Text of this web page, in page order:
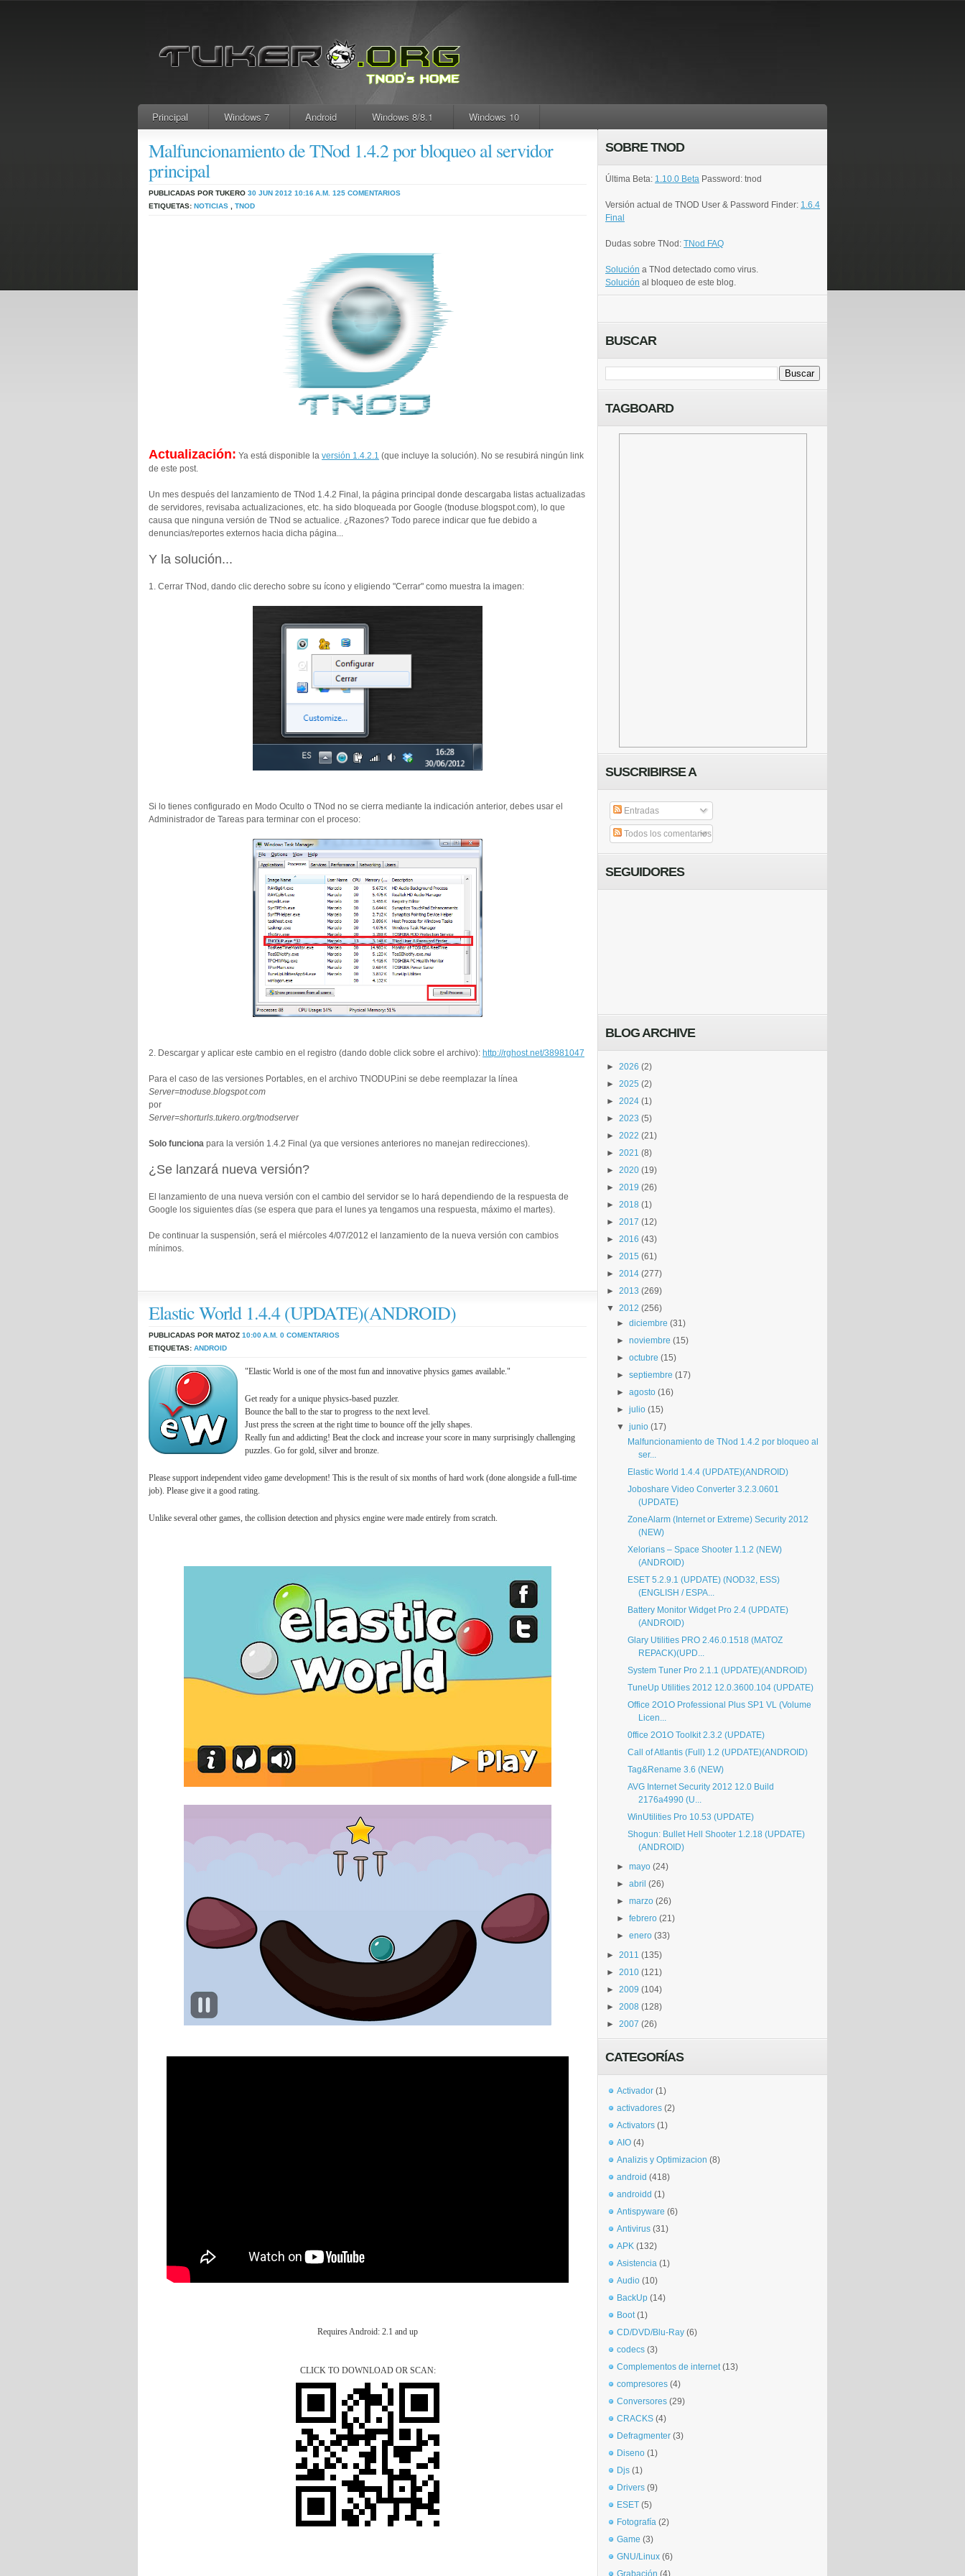
Principal Windows 7 Android Windows 8/8.1 Windows 10
Malfuncionamiento de TNod 1.4.2 por bloqueo al servidor
principal
PUBLICADAS POR TUKERO 30 JUN 2012 10:16 A.M. 125 COMENTARIOS
ETIQUETAS: NOTICIAS TNOD
Actualización: Ya está disponible la versión 1.4.2.1 (que incluye la solución). No se resubirá ningún link
de este post.
Un mes después del lanzamiento de TNod 1.4.2 Final, la página principal donde descargaba listas actualizadas
de servidores, revisaba actualizaciones, etc. ha sido bloqueada por Google (tnoduse.blogspot.com), lo que
causa que ninguna versión de TNod se actualice. ¿Razones? Todo parece indicar que fue debido a
denuncias/reportes externos hacia dicha página...
Y la solución...
1. Cerrar TNod, dando clic derecho sobre su ícono y eligiendo "Cerrar" como muestra la imagen:
Si lo tienes configurado en Modo Oculto o TNod no se cierra mediante la indicación anterior, debes usar el
Administrador de Tareas para terminar con el proceso:
2. Descargar y aplicar este cambio en el registro (dando doble click sobre el archivo): http://rghost.net/38981047
Para el caso de las versiones Portables, en el archivo TNODUP.ini se debe reemplazar la línea
Server=tnoduse.blogspot.com
por
Server=shorturls.tukero.org/tnodserver
Solo funciona para la versión 1.4.2 Final (ya que versiones anteriores no manejan redirecciones).
¿Se lanzará nueva versión?
El lanzamiento de una nueva versión con el cambio del servidor se lo hará dependiendo de la respuesta de
Google los siguientes días (se espera que para el lunes ya tengamos una respuesta, máximo el martes).
De continuar la suspensión, será el miércoles 4/07/2012 el lanzamiento de la nueva versión con cambios
mínimos.
Elastic World 1.4.4 (UPDATE)(ANDROID)
PUBLICADAS POR MATOZ 10:00 A.M. 0 COMENTARIOS
ETIQUETAS: ANDROID
"Elastic World is one of the most fun and innovative physics games available."
Get ready for a unique physics-based puzzler.
Bounce the ball to the star to progress to the next level.
Just press the screen at the right time to bounce off the jelly shapes.
Really fun and addicting! Beat the clock and increase your score in many surprisingly challenging
puzzles. Go for gold, silver and bronze.
Please support independent video game development! This is the result of six months of hard work (done alongside a full-time
job). Please give it a good rating.
Unlike several other games, the collision detection and physics engine were made entirely from scratch.
Requires Android: 2.1 and up
CLICK TO DOWNLOAD OR SCAN:
SOBRE TNOD
Última Beta: 1.10.0 Beta Password: tnod
Versión actual de TNOD User & Password Finder: 1.6.4
Final
Dudas sobre TNod: TNod FAQ
Solución a TNod detectado como virus.
Solución al bloqueo de este blog.
BUSCAR
TAGBOARD
SUSCRIBIRSE A
Entradas
Todos los comentarios
SEGUIDORES
BLOG ARCHIVE
► 2026 (2)
► 2025 (2)
► 2024 (1)
► 2023 (5)
► 2022 (21)
► 2021 (8)
► 2020 (19)
► 2019 (26)
► 2018 (1)
► 2017 (12)
► 2016 (43)
► 2015 (61)
► 2014 (277)
► 2013 (269)
▼ 2012 (256)
►diciembre (31)
►noviembre (15)
►octubre (15)
►septiembre (17)
►agosto (16)
►julio (15)
▼junio (17)
Malfuncionamiento de TNod 1.4.2 por bloqueo al
ser...
Elastic World 1.4.4 (UPDATE)(ANDROID)
Joboshare Video Converter 3.2.3.0601
(UPDATE)
ZoneAlarm (Internet or Extreme) Security 2012
(NEW)
Xelorians – Space Shooter 1.1.2 (NEW)
(ANDROID)
ESET 5.2.9.1 (UPDATE) (NOD32, ESS)
(ENGLISH / ESPA...
Battery Monitor Widget Pro 2.4 (UPDATE)
(ANDROID)
Glary Utilities PRO 2.46.0.1518 (MATOZ
REPACK)(UPD...
System Tuner Pro 2.1.1 (UPDATE)(ANDROID)
TuneUp Utilities 2012 12.0.3600.104 (UPDATE)
Office 2O1O Professional Plus SP1 VL (Volume
Licen...
0ffice 2O1O Toolkit 2.3.2 (UPDATE)
Call of Atlantis (Full) 1.2 (UPDATE)(ANDROID)
Tag&Rename 3.6 (NEW)
AVG Internet Security 2012 12.0 Build
2176a4990 (U...
WinUtilities Pro 10.53 (UPDATE)
Shogun: Bullet Hell Shooter 1.2.18 (UPDATE)
(ANDROID)
►mayo (24)
►abril (26)
►marzo (26)
►febrero (21)
►enero (33)
► 2011 (135)
► 2010 (121)
► 2009 (104)
► 2008 (128)
► 2007 (26)
CATEGORÍAS
Activador (1)
activadores (2)
Activators (1)
AIO (4)
Analizis y Optimizacion (8)
android (418)
androidd (1)
Antispyware (6)
Antivirus (31)
APK (132)
Asistencia (1)
Audio (10)
BackUp (14)
Boot (1)
CD/DVD/Blu-Ray (6)
codecs (3)
Complementos de internet (13)
compresores (4)
Conversores (29)
CRACKS (4)
Defragmenter (3)
Diseno (1)
Djs (1)
Drivers (9)
ESET (5)
Fotografía (2)
Game (3)
GNU/Linux (6)
Grabación (4)